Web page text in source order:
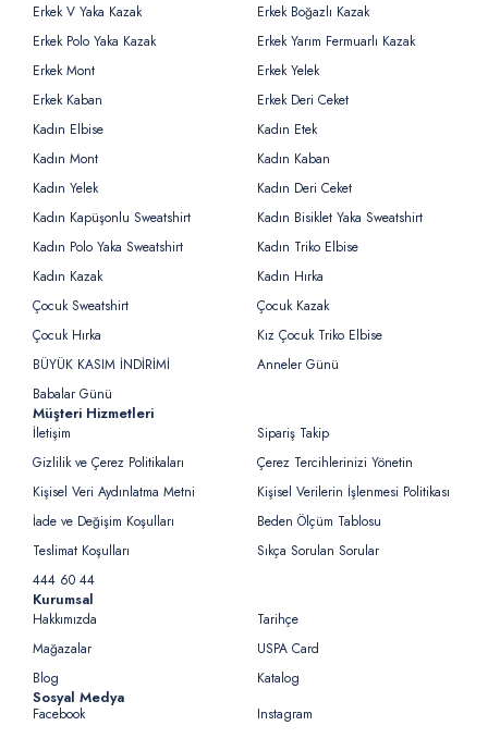
Erkek V Yaka Kazak
Erkek Boğazlı Kazak
Erkek Polo Yaka Kazak
Erkek Yarım Fermuarlı Kazak
Erkek Mont
Erkek Yelek
Erkek Kaban
Erkek Deri Ceket
Kadın Elbise
Kadın Etek
Kadın Mont
Kadın Kaban
Kadın Yelek
Kadın Deri Ceket
Kadın Kapüşonlu Sweatshirt
Kadın Bisiklet Yaka Sweatshirt
Kadın Polo Yaka Sweatshirt
Kadın Triko Elbise
Kadın Kazak
Kadın Hırka
Çocuk Sweatshirt
Çocuk Kazak
Çocuk Hırka
Kız Çocuk Triko Elbise
BÜYÜK KASIM İNDİRİMİ
Anneler Günü
Babalar Günü
Müşteri Hizmetleri
İletişim
Sipariş Takip
Gizlilik ve Çerez Politikaları
Çerez Tercihlerinizi Yönetin
Kişisel Veri Aydınlatma Metni
Kişisel Verilerin İşlenmesi Politikası
İade ve Değişim Koşulları
Beden Ölçüm Tablosu
Teslimat Koşulları
Sıkça Sorulan Sorular
444 60 44
Kurumsal
Hakkımızda
Tarihçe
Mağazalar
USPA Card
Blog
Katalog
Sosyal Medya
Facebook
Instagram